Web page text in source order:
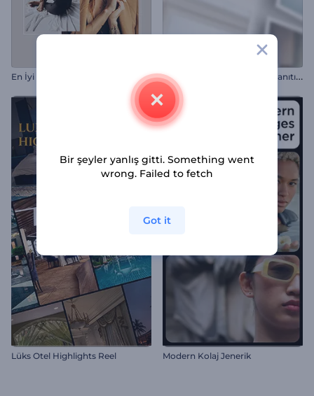
En İyi Portre Çalışmaları D
inamik Instagram Profili Tanıtımı
Lüks Otel Highlights Reel Modern Kolaj Jenerik
Bir şeyler yanlış gitti. Something went
wrong. Failed to fetch
Got it